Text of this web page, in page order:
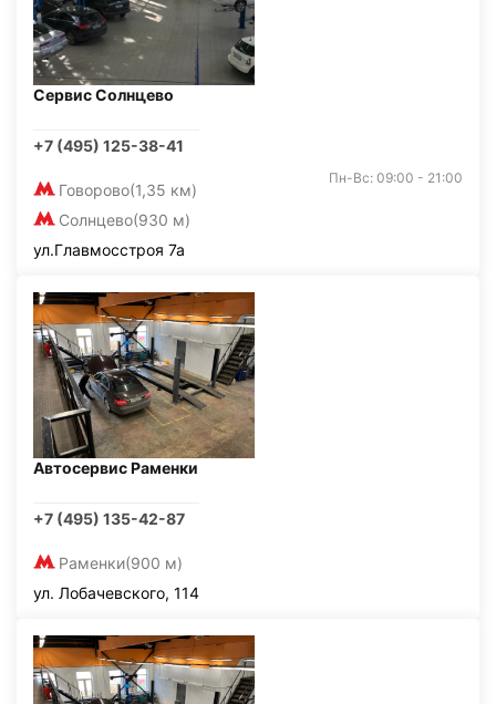
Сервис Солнцево
+7 (495) 125-38-41
Говорово(1,35 км)
Солнцево(930 м)
Пн-Вс: 09:00 - 21:00
ул.Главмосстроя 7а
Автосервис Раменки
+7 (495) 135-42-87
Раменки(900 м)
ул. Лобачевского, 114